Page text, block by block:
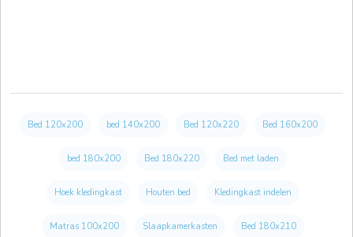
Bed 120x200 bed 140x200 Bed 120x220 Bed 160x200
bed 180x200 Bed 180x220 Bed met laden
Hoek kledingkast Houten bed Kledingkast indelen
Matras 100x200 Slaapkamerkasten Bed 180x210